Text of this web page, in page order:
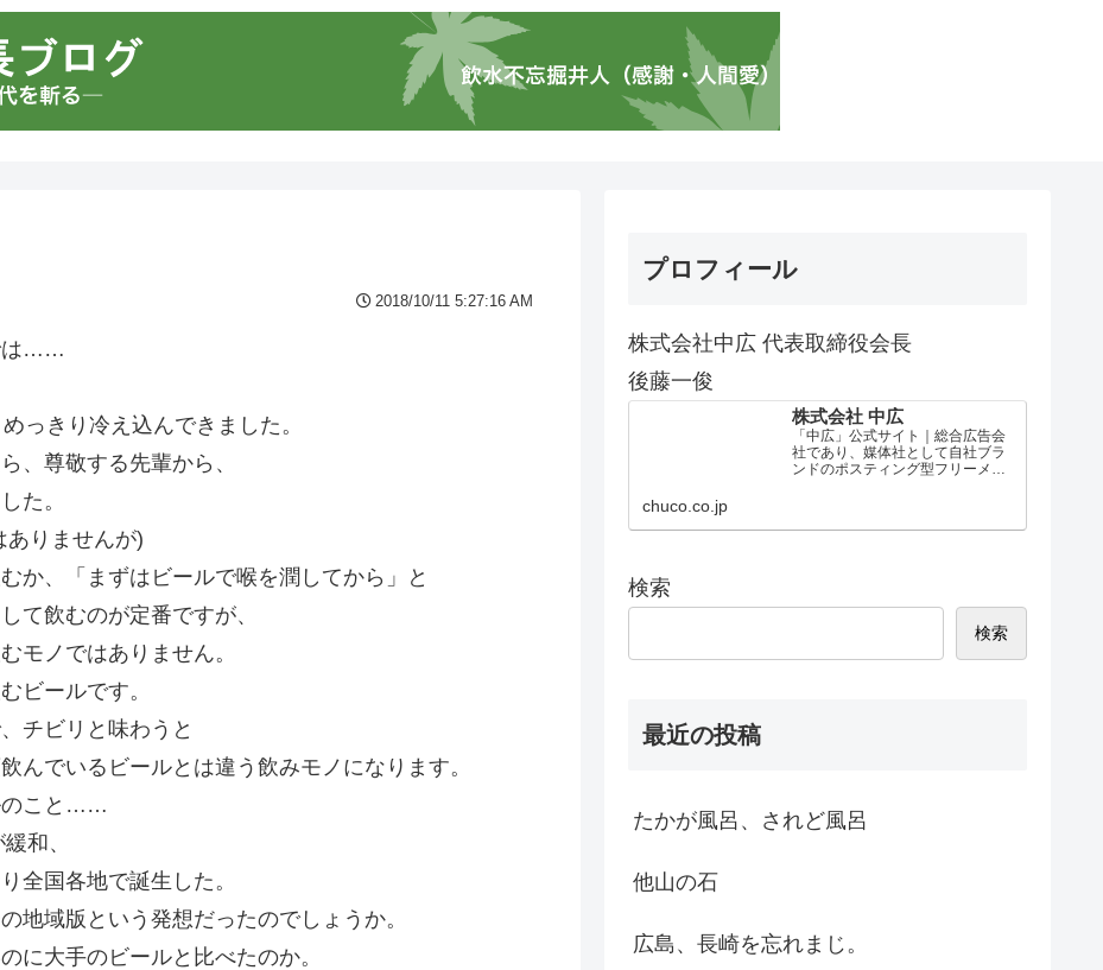
2018/10/11 5:27:16 AM
は……
っきり冷え込んできました。
、尊敬する先輩から、
た。
ありませんが)
か、「まずはビールで喉を潤してから」と
て飲むのが定番ですが、
モノではありません。
ビールです。
チビリと味わうと
んでいるビールとは違う飲みモノになります。
のこと……
和、
全国各地で誕生した。
地域版という発想だったのでしょうか。
に大手のビールと比べたのか。
プロフィール
株式会社中広 代表取締役会長
後藤一俊
株式会社 中広
「中広」公式サイト｜総合広告会
社であり、媒体社として自社ブラ
ンドのポスティング型フリーメデ
chuco.co.jp
検索
検索
最近の投稿
たかが風呂、されど風呂
他山の石
広島、長崎を忘れまじ。